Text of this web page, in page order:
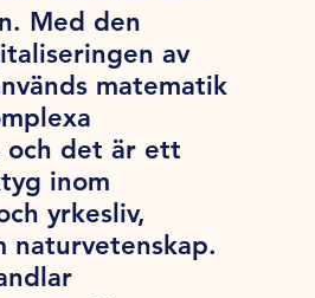
Med den
av
matematik
och det är ett
inom
yrkesliv,
naturvetenskap.